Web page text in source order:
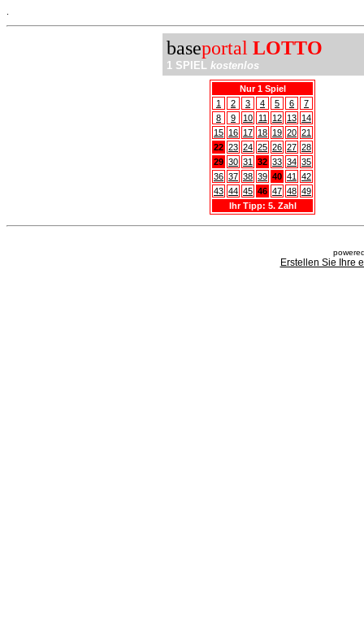
baseportal LOTTO
1 SPIEL kostenlos
Nur 1 Spiel
1
2 3 4 5 6
7
8
9 10 11 12 13 14
15 16 17 18 19 20 21
22 23 24 25 26 27 28
29 30 31 32 33 34 35
36 37 38 39 40 41
42
43 44 45 46 47 48 49
Ihr Tipp: 5. Zahl
Erstellen Sie Ihre